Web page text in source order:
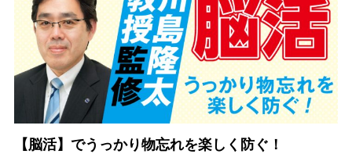
【脳活】でうっかり物忘れを楽しく防ぐ！